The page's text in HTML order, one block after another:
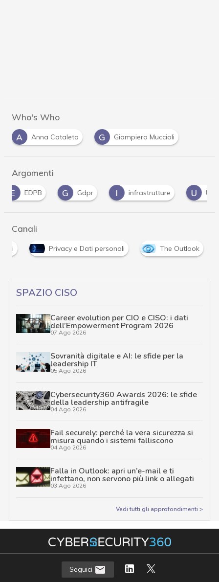
Who's Who
A
Anna Cataleta G Giampiero Muccioli
Argomenti
EDPB Gdpr infrastrutture UE
Canali
Privacy e Dati personali The Outlook
SPAZIO CISO
Career evolution per CIO e CISO: i dati
dell’Empowerment Program 2026
07 Ago 2026
Sovranità digitale e AI: le sfide per la
leadership IT
05 Ago 2026
Cybersecurity360 Awards 2026: le sfide
della leadership antifragile
04 Ago 2026
Fail securely: perché la vera sicurezza si
misura quando i sistemi falliscono
04 Ago 2026
Falla in Outlook: apri un’e-mail e ti
infettano, non servono più link o allegati
03 Ago 2026
Vedi tutti gli approfondimenti >
Seguici